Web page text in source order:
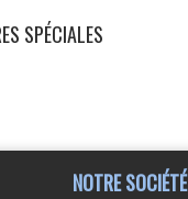
SPÉCIALES
NOTRE SOCIÉTÉ